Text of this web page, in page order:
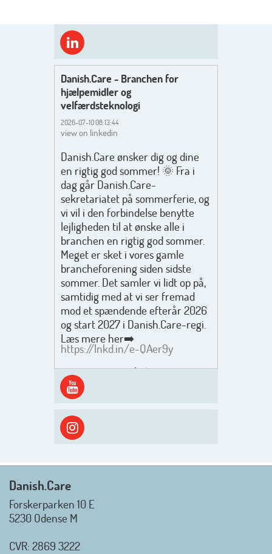
Danish.Care - Branchen for
hjælpemidler og
velfærdsteknologi
2026-07-10 08:13:44
view on linkedin
Danish.Care ønsker dig og dine
en rigtig god sommer! 🌞 Fra i
dag går Danish.Care-
sekretariatet på sommerferie, og
vi vil i den forbindelse benytte
lejligheden til at ønske alle i
branchen en rigtig god sommer.
Meget er sket i vores gamle
brancheforening siden sidste
sommer. Det samler vi lidt op på,
samtidig med at vi ser fremad
mod et spændende efterår 2026
og start 2027 i Danish.Care-regi.
Læs mere her➡️
https://lnkd.in/e-QAer9y
Men inden det går løs med en
spændende og aktivt
efterårsæson, så går turen først
ud i solen, ned til vandet og ind i
skyggen igen. Danish.Care holder
sommerlukket i uge 29 + 30.
Mvh. Anders, Helle og Malthe
Danish.Care
Forskerparken 10 E
5230 Odense M
CVR: 2869 3222